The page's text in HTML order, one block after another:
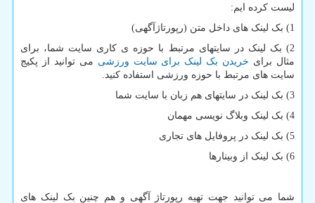
لیست کرده ایم:
1) بک لینک های داخل متن (رپورتاژآگهی)
2) بک لینک در سایتهای مرتبط با حوزه ی کاری سایت شما، برای
مثال برای خریدن بک لینک برای سایت ورزشی می توانید از پکیج
سایت های مرتبط با حوزه ورزشی استفاده کنید.
3) بک لینک در سایتهای هم زبان با سایت شما
4) بک لینک وبلاگ نویسی مهمان
5) بک لینک در پروفایل های تجاری
6) بک لینک از وبینارها
شما می توانید جهت تهیه رپورتاژ آگهی و هم چنین بک لینک های